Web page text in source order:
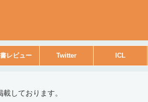
レビュー Twitter ICL
しております。